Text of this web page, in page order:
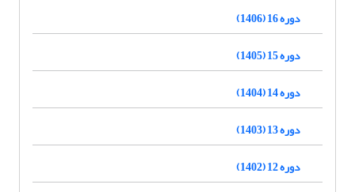
دوره 16 (1406)
دوره 15 (1405)
دوره 14 (1404)
دوره 13 (1403)
دوره 12 (1402)